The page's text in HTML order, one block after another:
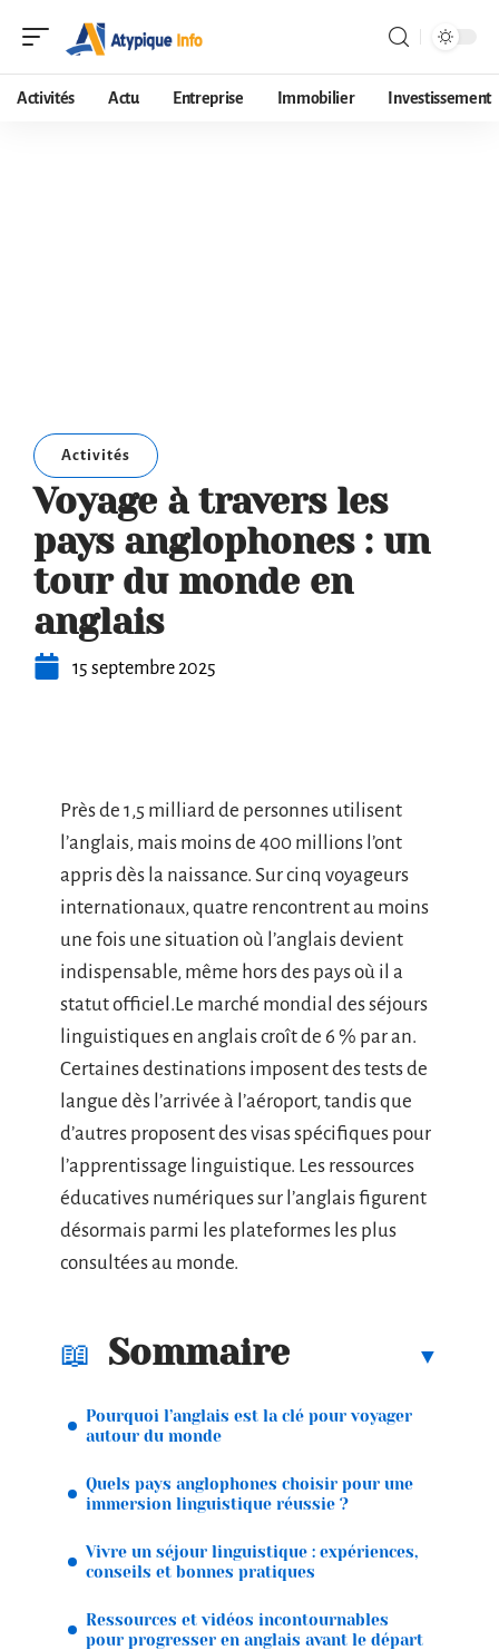
Activités Actu Entreprise Immobilier Investissement
Activités
Voyage à travers les
pays anglophones : un
tour du monde en
anglais
15 septembre 2025
Près de 1,5 milliard de personnes utilisent
l’anglais, mais moins de 400 millions l’ont
appris dès la naissance. Sur cinq voyageurs
internationaux, quatre rencontrent au moins
une fois une situation où l’anglais devient
indispensable, même hors des pays où il a
statut officiel.Le marché mondial des séjours
linguistiques en anglais croît de 6 % par an.
Certaines destinations imposent des tests de
langue dès l’arrivée à l’aéroport, tandis que
d’autres proposent des visas spécifiques pour
l’apprentissage linguistique. Les ressources
éducatives numériques sur l’anglais figurent
désormais parmi les plateformes les plus
consultées au monde.
Sommaire
Pourquoi l’anglais est la clé pour voyager
autour du monde
Quels pays anglophones choisir pour une
immersion linguistique réussie ?
Vivre un séjour linguistique : expériences,
conseils et bonnes pratiques
Ressources et vidéos incontournables
pour progresser en anglais avant le départ